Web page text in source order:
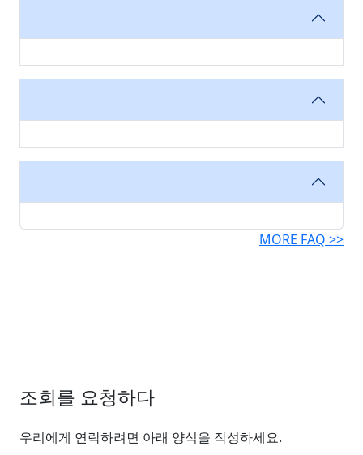
MORE FAQ >>
조회를 요청하다
우리에게 연락하려면 아래 양식을 작성하세요.